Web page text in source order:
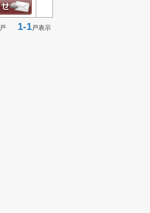
戸 1-1戸表示